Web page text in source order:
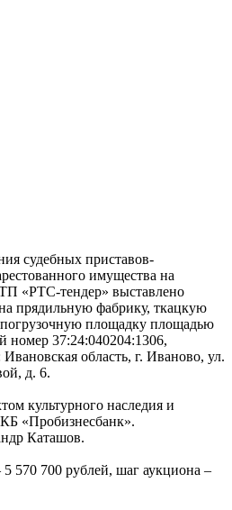
судебных приставов-
имущества на
«РТС-тендер» выставлено
прядильную фабрику, ткацкую
площадку площадью
номер 37:24:040204:1306,
область, г. Иваново, ул.
д. 6.
культурного наследия и
«Пробизнесбанк».
Каташов.
570 700 рублей, шаг аукциона –